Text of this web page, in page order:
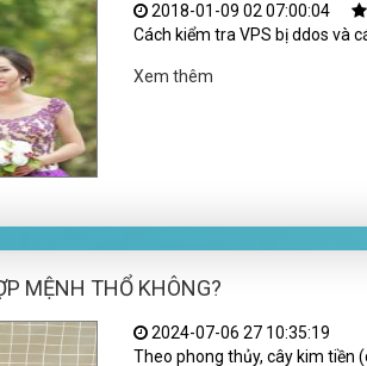
2018-01-09 02 07:00:04
Cách kiểm tra VPS bị ddos và
Xem thêm
MỆNH THỔ KHÔNG?
2024-07-06 27 10:35:19
Theo phong thủy, cây kim tiền